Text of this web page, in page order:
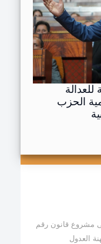
للعدالة
الحزب
مشروع قانون رقم